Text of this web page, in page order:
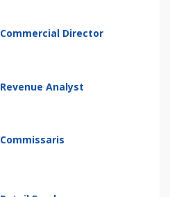
Commercial Director
Revenue Analyst
Commissaris